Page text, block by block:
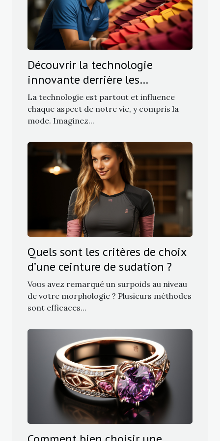
Découvrir la technologie
innovante derrière les
casquettes Flexfit
La technologie est partout et influence
chaque aspect de notre vie, y compris la
mode. Imaginez...
Quels sont les critères de choix
d’une ceinture de sudation ?
Vous avez remarqué un surpoids au niveau
de votre morphologie ? Plusieurs méthodes
sont efficaces...